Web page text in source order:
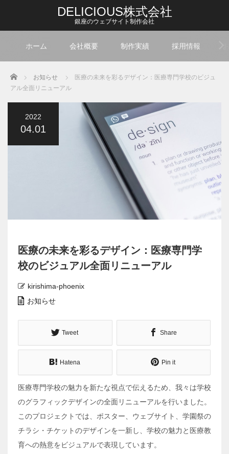
DELICIOUS株式会社
銀座のウェブサイト制作会社
ホーム 会社概要 制作実績 採用情報
Home お知らせ
医療の未来を彩るデザイン：医療専門学校のビジュ
アル全面リニューアル
2022
04.01
医療の未来を彩るデザイン：医療専門学
校のビジュアル全面リニューアル
kirishima-phoenix
お知らせ
Tweet Share
Hatena Pin it
医療専門学校の魅力を新たな視点で伝えるため、我々は学校
のグラフィックデザインの全面リニューアルを行いました。
このプロジェクトでは、ポスター、ウェブサイト、学園祭の
チラシ・チケットのデザインを一新し、学校の魅力と医療教
育への熱意をビジュアルで表現しています。